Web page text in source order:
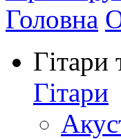
Головна
Гітари
Гітари